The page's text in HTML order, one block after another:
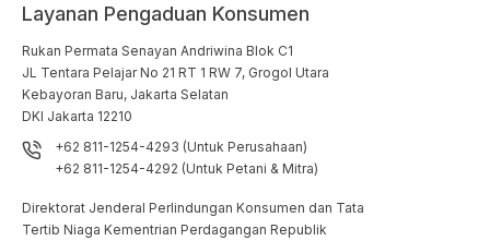
Layanan Pengaduan Konsumen
Rukan Permata Senayan Andriwina Blok C1
JL Tentara Pelajar No 21 RT 1 RW 7, Grogol Utara
Kebayoran Baru, Jakarta Selatan
DKI Jakarta 12210
+62 811-1254-4293 (Untuk Perusahaan)
+62 811-1254-4292 (Untuk Petani & Mitra)
Direktorat Jenderal Perlindungan Konsumen dan Tata
Tertib Niaga Kementrian Perdagangan Republik